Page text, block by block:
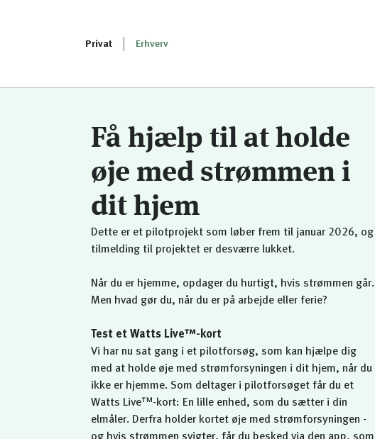
Privat Erhverv
Få hjælp til at holde
øje med strømmen i
dit hjem
Dette er et pilotprojekt som løber frem til januar 2026, og
tilmelding til projektet er desværre lukket.
Når du er hjemme, opdager du hurtigt, hvis strømmen går.
Men hvad gør du, når du er på arbejde eller ferie?
Test et Watts Live™-kort
Vi har nu sat gang i et pilotforsøg, som kan hjælpe dig
med at holde øje med strømforsyningen i dit hjem, når du
ikke er hjemme. Som deltager i pilotforsøget får du et
Watts Live™-kort: En lille enhed, som du sætter i din
elmåler. Derfra holder kortet øje med strømforsyningen -